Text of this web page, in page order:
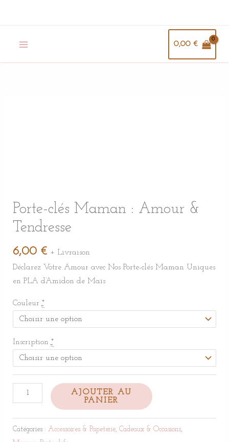
0,00 €
Porte-clés Maman : Amour &
Tendresse
6,00 € + Livraison
Déclarez Votre Amour avec Nos Porte-clés Maman Uniques
en PLA d’Amidon de Maïs
Couleur *
Inscription *
&
Tendresse
AJOUTER AU
PANIER
Catégories : Accessoires & Papeterie, Cadeaux & Occasions,